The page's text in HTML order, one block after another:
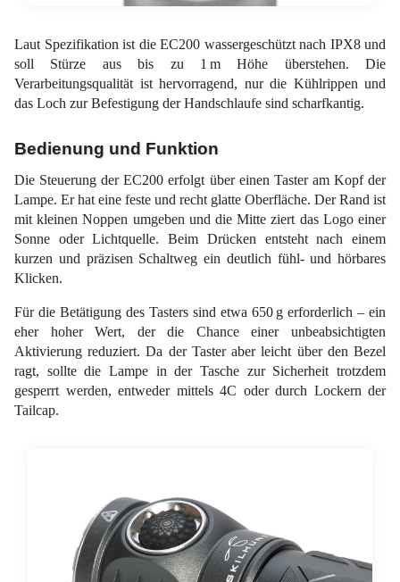
Laut Spezifikation ist die EC200 wassergeschützt nach IPX8 und
soll Stürze aus bis zu 1 m Höhe überstehen. Die
Verarbeitungsqualität ist hervorragend, nur die Kühlrippen und
das Loch zur Befestigung der Handschlaufe sind scharfkantig.
Bedienung und Funktion
Die Steuerung der EC200 erfolgt über einen Taster am Kopf der
Lampe. Er hat eine feste und recht glatte Oberfläche. Der Rand ist
mit kleinen Noppen umgeben und die Mitte ziert das Logo einer
Sonne oder Lichtquelle. Beim Drücken entsteht nach einem
kurzen und präzisen Schaltweg ein deutlich fühl- und hörbares
Klicken.
Für die Betätigung des Tasters sind etwa 650 g erforderlich – ein
eher hoher Wert, der die Chance einer unbeabsichtigten
Aktivierung reduziert. Da der Taster aber leicht über den Bezel
ragt, sollte die Lampe in der Tasche zur Sicherheit trotzdem
gesperrt werden, entweder mittels 4C oder durch Lockern der
Tailcap.